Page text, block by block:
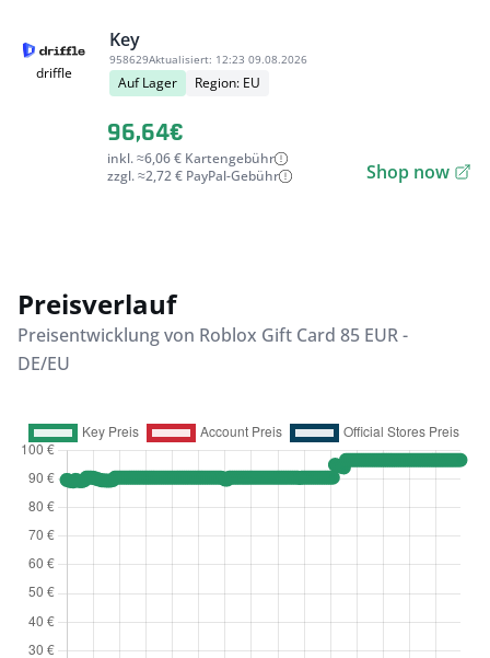
driffle
Key
958629Aktualisiert: 12:23 09.08.2026
Auf Lager Region: EU
96,64€
inkl. ≈6,06 € Kartengebühr
zzgl. ≈2,72 € PayPal-Gebühr
Shop now
Preisverlauf
Preisentwicklung von Roblox Gift Card 85 EUR -
DE/EU